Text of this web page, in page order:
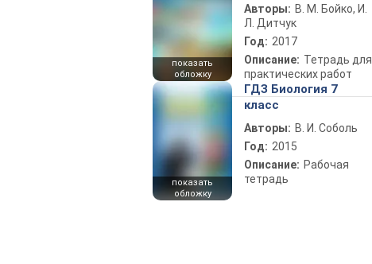
показать
обложку
Авторы: В. М. Бойко, И.
Л. Дитчук
Год: 2017
Описание: Тетрадь для
практических работ
показать
обложку
ГДЗ Биология 7
класс
Авторы: В. И. Соболь
Год: 2015
Описание: Рабочая
тетрадь